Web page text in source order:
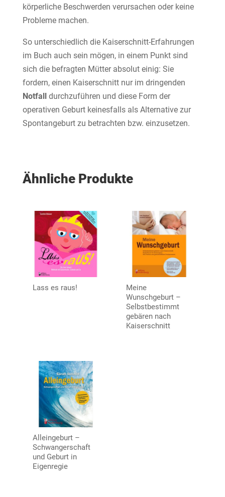
körperliche Beschwerden verursachen oder keine
Probleme machen.
So unterschiedlich die Kaiserschnitt-Erfahrungen
im Buch auch sein mögen, in einem Punkt sind
sich die befragten Mütter absolut einig: Sie
fordern, einen Kaiserschnitt nur im dringenden
Notfall durchzuführen und diese Form der
operativen Geburt keinesfalls als Alternative zur
Spontangeburt zu betrachten bzw. einzusetzen.
Ähnliche Produkte
Lass es raus!
Meine
Wunschgeburt –
Selbstbestimmt
gebären nach
Kaiserschnitt
Alleingeburt –
Schwangerschaft
und Geburt in
Eigenregie